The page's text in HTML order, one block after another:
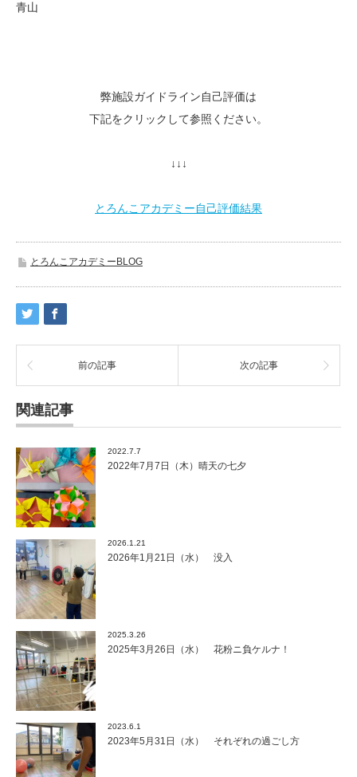
青山
弊施設ガイドライン自己評価は
下記をクリックして参照ください。
↓↓↓
とろんこアカデミー自己評価結果
とろんこアカデミーBLOG
前の記事 次の記事
関連記事
2022.7.7
2022年7月7日（木）晴天の七夕
2026.1.21
2026年1月21日（水） 没入
2025.3.26
2025年3月26日（水） 花粉ニ負ケルナ！
2023.6.1
2023年5月31日（水） それぞれの過ごし方